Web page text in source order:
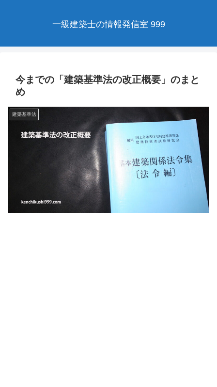
一級建築士の情報発信室 999
今までの「建築基準法の改正概要」のまと
め
建築基準法